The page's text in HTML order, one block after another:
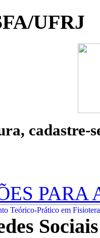
UFRJ
cadastre-
PARA
Sociais